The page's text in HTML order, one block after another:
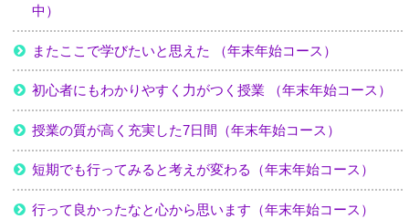
中）
またここで学びたいと思えた （年末年始コース）
初心者にもわかりやすく力がつく授業 （年末年始コース）
授業の質が高く充実した7日間（年末年始コース）
短期でも行ってみると考えが変わる（年末年始コース）
行って良かったなと心から思います（年末年始コース）